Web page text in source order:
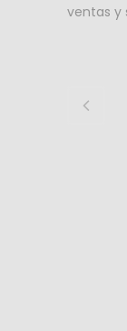
ventas y